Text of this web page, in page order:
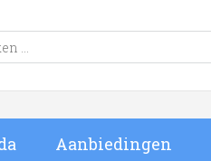
Aanbiedingen